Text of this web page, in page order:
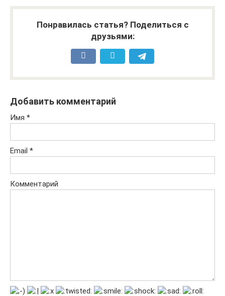
Понравилась статья? Поделиться с
друзьями:
Добавить комментарий
Имя *
Email *
Комментарий